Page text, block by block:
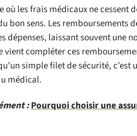
où les frais médicaux ne cessent
bon sens. Les remboursements
dépenses, laissant souvent une
vient compléter ces
simple filet de sécurité,
médical.
:Pourquoi choisir une